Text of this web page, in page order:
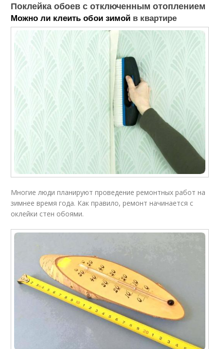
Поклейка обоев с отключенным отоплением
Можно ли клеить обои зимой в квартире
Многие люди планируют проведение ремонтных работ на
зимнее время года. Как правило, ремонт начинается с
оклейки стен обоями.